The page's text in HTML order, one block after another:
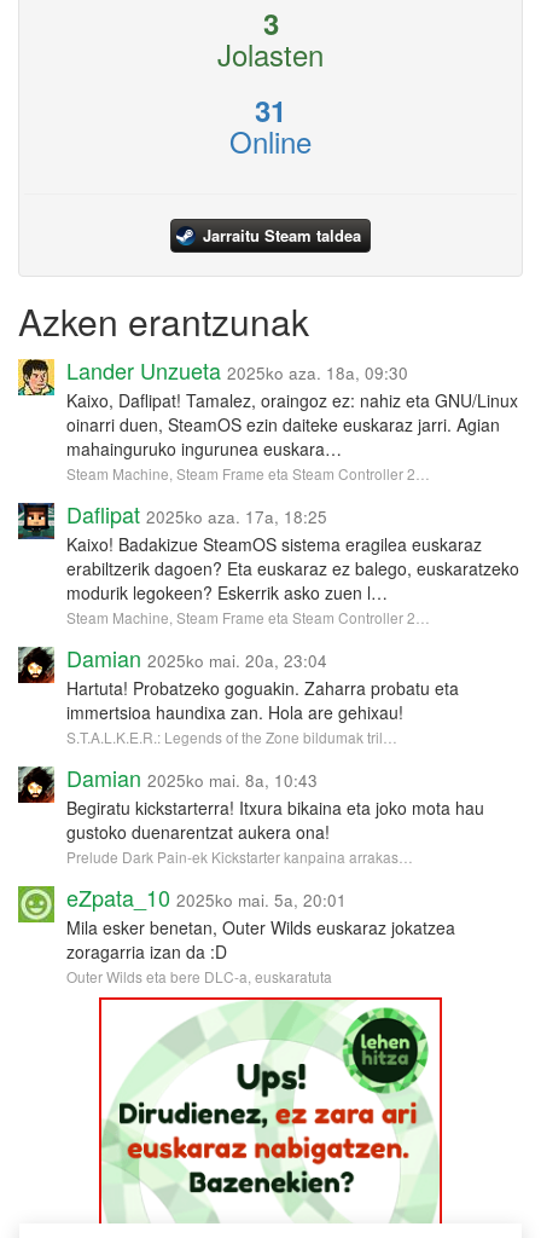
3
Jolasten
31
Online
Jarraitu Steam taldea
Azken erantzunak
Lander Unzueta 2025ko aza. 18a, 09:30
Kaixo, Daflipat! Tamalez, oraingoz ez: nahiz eta GNU/Linux
oinarri duen, SteamOS ezin daiteke euskaraz jarri. Agian
mahainguruko ingurunea euskara…
Steam Machine, Steam Frame eta Steam Controller 2…
Daflipat 2025ko aza. 17a, 18:25
Kaixo! Badakizue SteamOS sistema eragilea euskaraz
erabiltzerik dagoen? Eta euskaraz ez balego, euskaratzeko
modurik legokeen? Eskerrik asko zuen l…
Steam Machine, Steam Frame eta Steam Controller 2…
Damian 2025ko mai. 20a, 23:04
Hartuta! Probatzeko goguakin. Zaharra probatu eta
immertsioa haundixa zan. Hola are gehixau!
S.T.A.L.K.E.R.: Legends of the Zone bildumak tril…
Damian 2025ko mai. 8a, 10:43
Begiratu kickstarterra! Itxura bikaina eta joko mota hau
gustoko duenarentzat aukera ona!
Prelude Dark Pain-ek Kickstarter kanpaina arrakas…
eZpata_10 2025ko mai. 5a, 20:01
Mila esker benetan, Outer Wilds euskaraz jokatzea
zoragarria izan da :D
Outer Wilds eta bere DLC-a, euskaratuta